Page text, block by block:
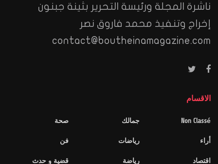
ناشرة المجلة ورئيسة التحرير بثينة جبنون
إخراج وتنفيذ محمد فاروق نصر
contact@boutheinamagazine.com
الاقسام
Non Classé
أراء
اقتصاد
جمالك
رياضات
رياضة
صحة
فن
قضية و حدث